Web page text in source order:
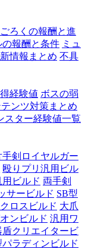
ろくの報酬と進
報酬と条件 ミュ
情報まとめ 不具
経験値 ボスの弱
ンツ対策まとめ
スター経験値一覧
手剣ロイヤルガー
殴りプリ汎用ビル
ビルド 両手剣
サービルド SB型
ロスビルド 大爪
ンビルド 汎用ワ
盾クリエイタービ
ラディンビルド